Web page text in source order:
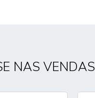
NAS VENDAS